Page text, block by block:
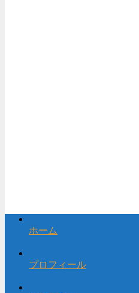
ホーム
プロフィール